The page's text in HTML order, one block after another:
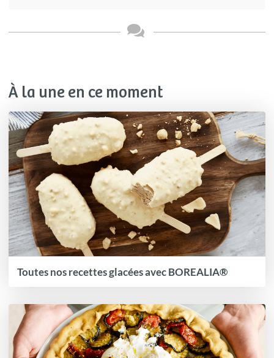
À la une en ce moment
Toutes nos recettes glacées avec BOREALIA®